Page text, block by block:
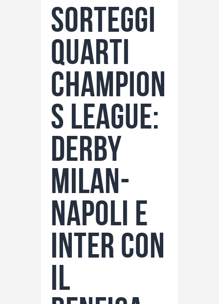
Lo Sapevi Che
Fantacalcio
I consigli di Giulia
Serie A
Sorteggi
quarti
Champion
s League:
derby
Milan-
Napoli e
Inter con
il